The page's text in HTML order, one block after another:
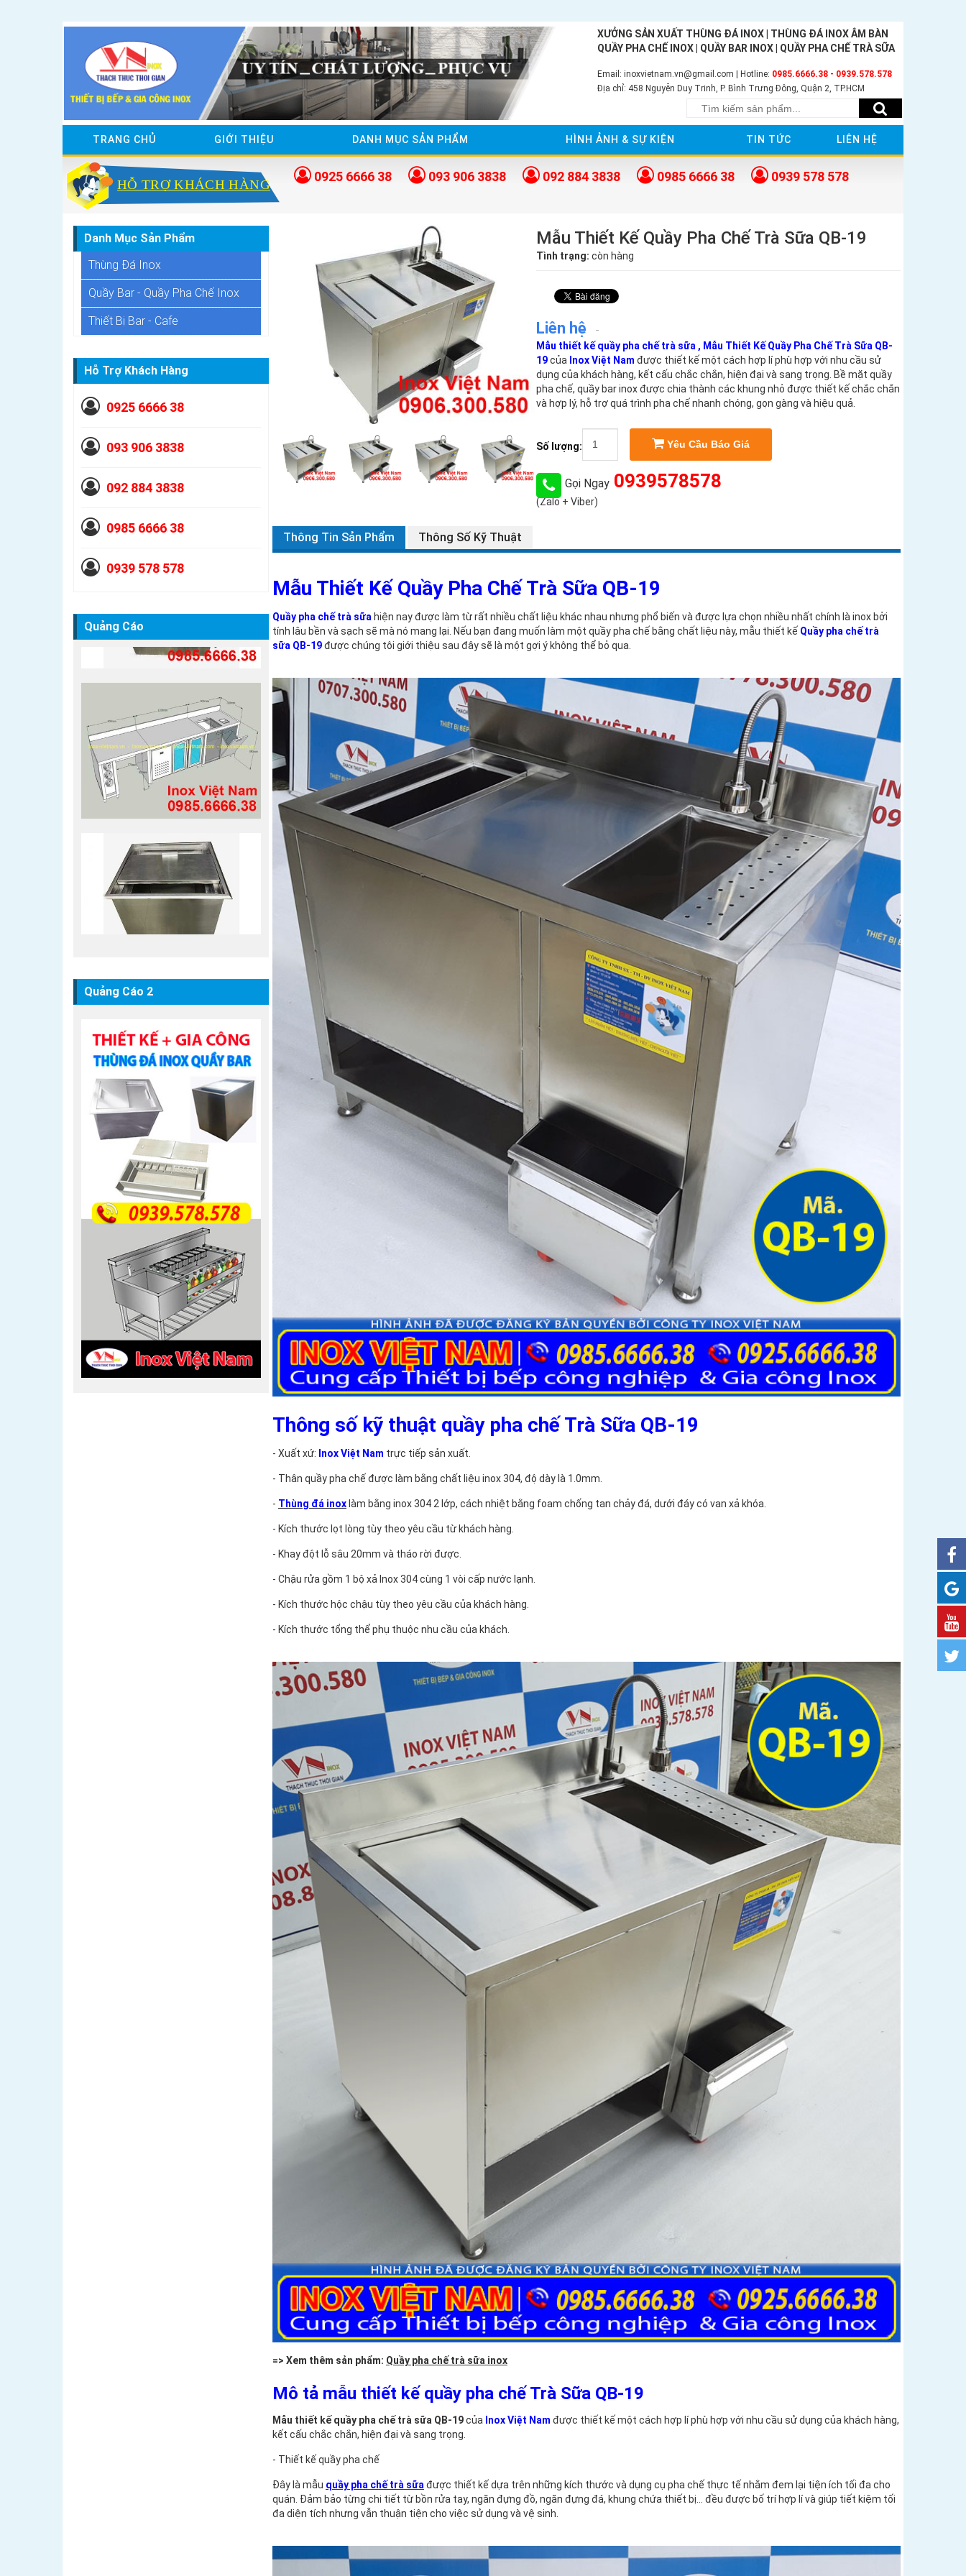
XƯỞNG SẢN XUẤT THÙNG ĐÁ INOX
THÙNG ĐÁ INOX ÂM BÀN
QUẦY PHA CHẾ INOX
QUẦY BAR INOX QUẦY PHA CHẾ TRÀ SỮA
Email: inoxvietnam.vn@gmail.com | Hotline: 0985.6666.38 - 0939.578.578
Địa chỉ: 458 Nguyễn Duy Trinh, P. Bình Trưng Đông, Quận 2, TP.HCM
TRANG CHỦ GIỚI THIỆU DANH MỤC SẢN PHẨM HÌNH ẢNH & SỰ KIỆN TIN TỨC LIÊN HỆ
0925 6666 38 093 906 3838 092 884 3838 0985 6666 38 0939 578 578
Mẫu Thiết Kế Quầy Pha Chế Trà Sữa QB-19
Tình trạng: còn hàng
Liên hệ
Mẫu thiết kế quầy pha chế trà sữa , Mẫu Thiết Kế Quầy Pha Chế Trà Sữa QB-
19của Inox Việt Nam được thiết kế một cách hợp lí phù hợp với nhu cầu sử
dụng của khách hàng, kết cấu chắc chắn, hiện đại và sang trọng. Bề mặt quầy
pha chế, quầy bar inox được chia thành các khung nhỏ được thiết kế chắc chắn
và hợp lý, hỗ trợ quá trình pha chế nhanh chóng, gọn gàng và hiệu quả.
Số lượng: Yêu Cầu Báo Giá
Gọi Ngay 0939578578
(Zalo + Viber)
Thông Tin Sản Phẩm Thông Số Kỹ Thuật
Mẫu Thiết Kế Quầy Pha Chế Trà Sữa QB-19
Quầy pha chế trà sữa hiện nay được làm từ rất nhiều chất liệu khác nhau nhưng phổ biến và được lựa chọn nhiều nhất chính là inox bởi
tính lâu bền và sạch sẽ mà nó mang lại. Nếu bạn đang muốn làm một quầy pha chế bằng chất liệu này, mẫu thiết kế Quầy pha chế trà
sữa QB-19được chúng tôi giới thiệu sau đây sẽ là một gợi ý không thể bỏ qua.
Thông số kỹ thuật quầy pha chế Trà Sữa QB-19
- Xuất xứ: Inox Việt Nam trực tiếp sản xuất.
- Thân quầy pha chế được làm bằng chất liệu inox 304, độ dày là 1.0mm.
- Thùng đá inox làm bằng inox 304 2 lớp, cách nhiệt bằng foam chống tan chảy đá, dưới đáy có van xả khóa.
- Kích thước lọt lòng tùy theo yêu cầu từ khách hàng.
- Khay đột lỗ sâu 20mm và tháo rời được.
- Chậu rửa gồm 1 bộ xả Inox 304 cùng 1 vòi cấp nước lạnh.
- Kích thước hộc chậu tùy theo yêu cầu của khách hàng.
- Kích thước tổng thể phụ thuộc nhu cầu của khách.
=> Xem thêm sản phẩm: Quầy pha chế trà sữa inox
Mô tả mẫu thiết kế quầy pha chế Trà Sữa QB-19
Mẫu thiết kế quầy pha chế trà sữa QB-19của Inox Việt Nam được thiết kế một cách hợp lí phù hợp với nhu cầu sử dụng của khách hàng,
kết cấu chắc chắn, hiện đại và sang trọng.
- Thiết kế quầy pha chế
Đây là mẫu quầy pha chế trà sữađược thiết kế dựa trên những kích thước và dụng cụ pha chế thực tế nhằm đem lại tiện ích tối đa cho
quán. Đảm bảo từng chi tiết từ bồn rửa tay, ngăn đựng đồ, ngăn đựng đá, khung chứa thiết bị… đều được bố trí hợp lí và giúp tiết kiệm tối
đa diện tích nhưng vẫn thuận tiện cho việc sử dụng và vệ sinh.
Danh Mục Sản Phẩm
Thùng Đá Inox
Quầy Bar - Quầy Pha Chế Inox
Thiết Bị Bar - Cafe
Hỗ Trợ Khách Hàng
0925 6666 38
093 906 3838
092 884 3838
0985 6666 38
0939 578 578
Quảng Cáo
Quảng Cáo 2